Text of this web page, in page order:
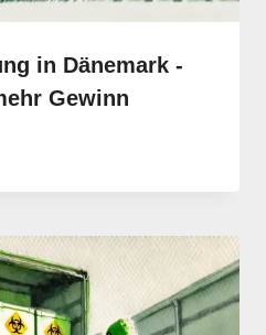
in Dänemark -
Gewinn